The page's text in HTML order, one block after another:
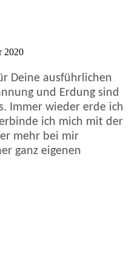
2020
Deine ausführlichen
und Erdung sind
Immer wieder erde ich
ich mich mit der
mehr bei mir
ganz eigenen